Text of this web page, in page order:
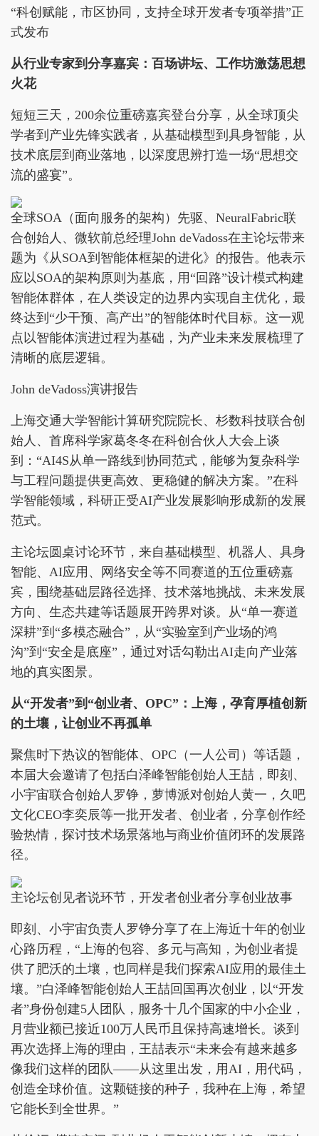
“科创赋能，市区协同，支持全球开发者专项举措”正
式发布
从行业专家到分享嘉宾：百场讲坛、工作坊激荡思想
火花
短短三天，200余位重磅嘉宾登台分享，从全球顶尖
学者到产业先锋实践者，从基础模型到具身智能，从
技术底层到商业落地，以深度思辨打造一场“思想交
流的盛宴”。
全球SOA（面向服务的架构）先驱、NeuralFabric联
合创始人、微软前总经理John deVadoss在主论坛带来
题为《从SOA到智能体框架的进化》的报告。他表示
应以SOA的架构原则为基底，用“回路”设计模式构建
智能体群体，在人类设定的边界内实现自主优化，最
终达到“少干预、高产出”的智能体时代目标。这一观
点以智能体演进过程为基础，为产业未来发展梳理了
清晰的底层逻辑。
John deVadoss演讲报告
上海交通大学智能计算研究院院长、杉数科技联合创
始人、首席科学家葛冬冬在科创合伙人大会上谈
到：“AI4S从单一路线到协同范式，能够为复杂科学
与工程问题提供更高效、更稳健的解决方案。”在科
学智能领域，科研正受AI产业发展影响形成新的发展
范式。
主论坛圆桌讨论环节，来自基础模型、机器人、具身
智能、AI应用、网络安全等不同赛道的五位重磅嘉
宾，围绕基础层路径选择、技术落地挑战、未来发展
方向、生态共建等话题展开跨界对谈。从“单一赛道
深耕”到“多模态融合”，从“实验室到产业场的鸿
沟”到“安全是底座”，通过对话勾勒出AI走向产业落
地的真实图景。
从“开发者”到 “创业者、 OPC”： 上海，孕育厚植创新
的土壤，让创业不再孤单
聚焦时下热议的智能体、OPC（一人公司）等话题，
本届大会邀请了包括白泽峰智能创始人王喆，即刻、
小宇宙联合创始人罗铮，萝博派对创始人黄一，久吧
文化CEO李奕辰等一批开发者、创业者，分享创作经
验热情，探讨技术场景落地与商业价值闭环的发展路
径。
主论坛创见者说环节，开发者创业者分享创业故事
即刻、小宇宙负责人罗铮分享了在上海近十年的创业
心路历程，“上海的包容、多元与高知，为创业者提
供了肥沃的土壤，也同样是我们探索AI应用的最佳土
壤。”白泽峰智能创始人王喆回国再次创业，以“开发
者”身份创建5人团队，服务十几个国家的中小企业，
月营业额已接近100万人民币且保持高速增长。谈到
再次选择上海的理由，王喆表示“未来会有越来越多
像我们这样的团队——从这里出发，用AI，用代码，
创造全球价值。这颗链接的种子，我种在上海，希望
它能长到全世界。”